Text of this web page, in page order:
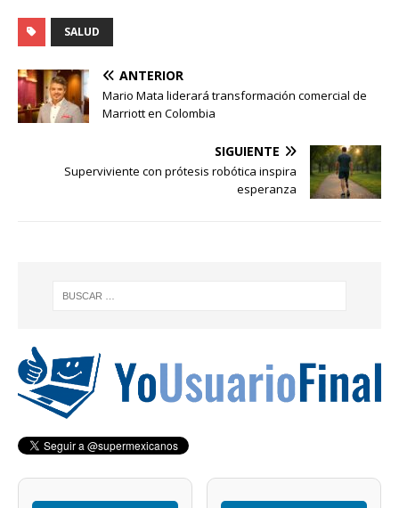
SALUD
ANTERIOR
Mario Mata liderará transformación comercial de
Marriott en Colombia
SIGUIENTE
Superviviente con prótesis robótica inspira
esperanza